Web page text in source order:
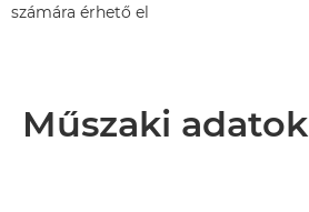
számára érhető el
Műszaki adatok